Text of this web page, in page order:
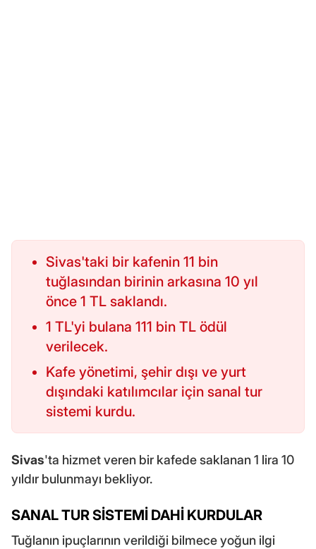
Sivas'taki bir kafenin 11 bin
tuğlasından birinin arkasına 10 yıl
önce 1 TL saklandı.
1 TL'yi bulana 111 bin TL ödül
verilecek.
Kafe yönetimi, şehir dışı ve yurt
dışındaki katılımcılar için sanal tur
sistemi kurdu.
Sivas'ta hizmet veren bir kafede saklanan 1 lira 10
yıldır bulunmayı bekliyor.
SANAL TUR SİSTEMİ DAHİ KURDULAR
Tuğlanın ipuçlarının verildiği bilmece yoğun ilgi